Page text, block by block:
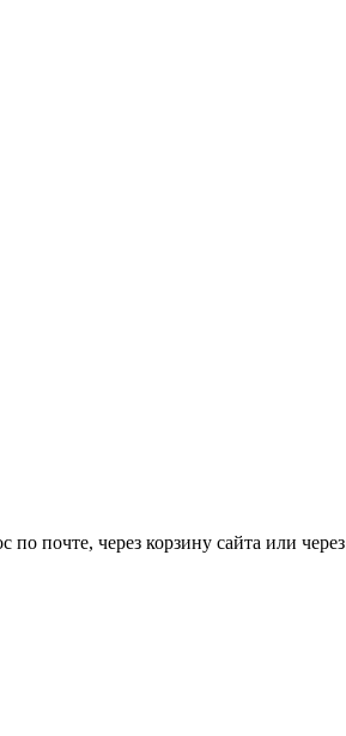
почте, через корзину сайта или через